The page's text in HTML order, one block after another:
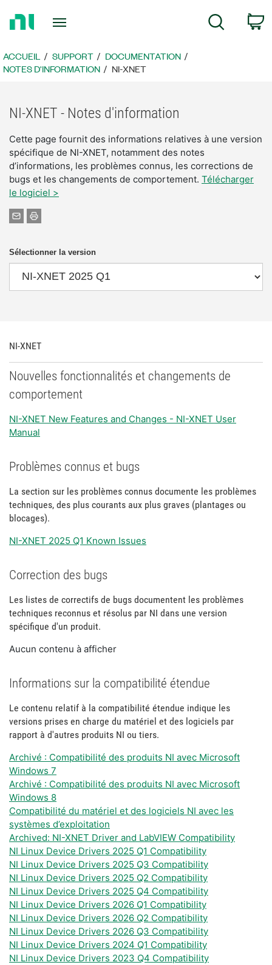
page
d’accueil
ACCUEIL SUPPORT
DOCUMENTATION
NOTES D'INFORMATION
NI-XNET
NI-XNET - Notes d'information
Cette page fournit des informations relatives à une version
spécifique de NI-XNET, notamment des notes
d’informations, les problèmes connus, les corrections de
bugs et les changements de comportement. Télécharger
le logiciel >
Sélectionner la version
NI-XNET
Nouvelles fonctionnalités et changements de
comportement
NI-XNET New Features and Changes - NI-XNET User
Manual
Problèmes connus et bugs
La section sur les problèmes connus documente les problèmes
techniques, des plus courants aux plus graves (plantages ou
blocages).
NI-XNET 2025 Q1 Known Issues
Correction des bugs
Les listes de correctifs de bugs documentent les problèmes
techniques reconnus et résolus par NI dans une version
spécifique d'un produit.
Aucun contenu à afficher
Informations sur la compatibilité étendue
Le contenu relatif à la compatibilité étendue indique les
versions prises en charge du matériel et des logiciels par
rapport à d'autres produits NI ou tiers.
Archivé : Compatibilité des produits NI avec Microsoft
Windows 7
Archivé : Compatibilité des produits NI avec Microsoft
Windows 8
Compatibilité du matériel et des logiciels NI avec les
systèmes d’exploitation
Archived: NI-XNET Driver and LabVIEW Compatibility
NI Linux Device Drivers 2025 Q1 Compatibility
NI Linux Device Drivers 2025 Q3 Compatibility
NI Linux Device Drivers 2025 Q2 Compatibility
NI Linux Device Drivers 2025 Q4 Compatibility
NI Linux Device Drivers 2026 Q1 Compatibility
NI Linux Device Drivers 2026 Q2 Compatibility
NI Linux Device Drivers 2026 Q3 Compatibility
NI Linux Device Drivers 2024 Q1 Compatibility
NI Linux Device Drivers 2023 Q4 Compatibility